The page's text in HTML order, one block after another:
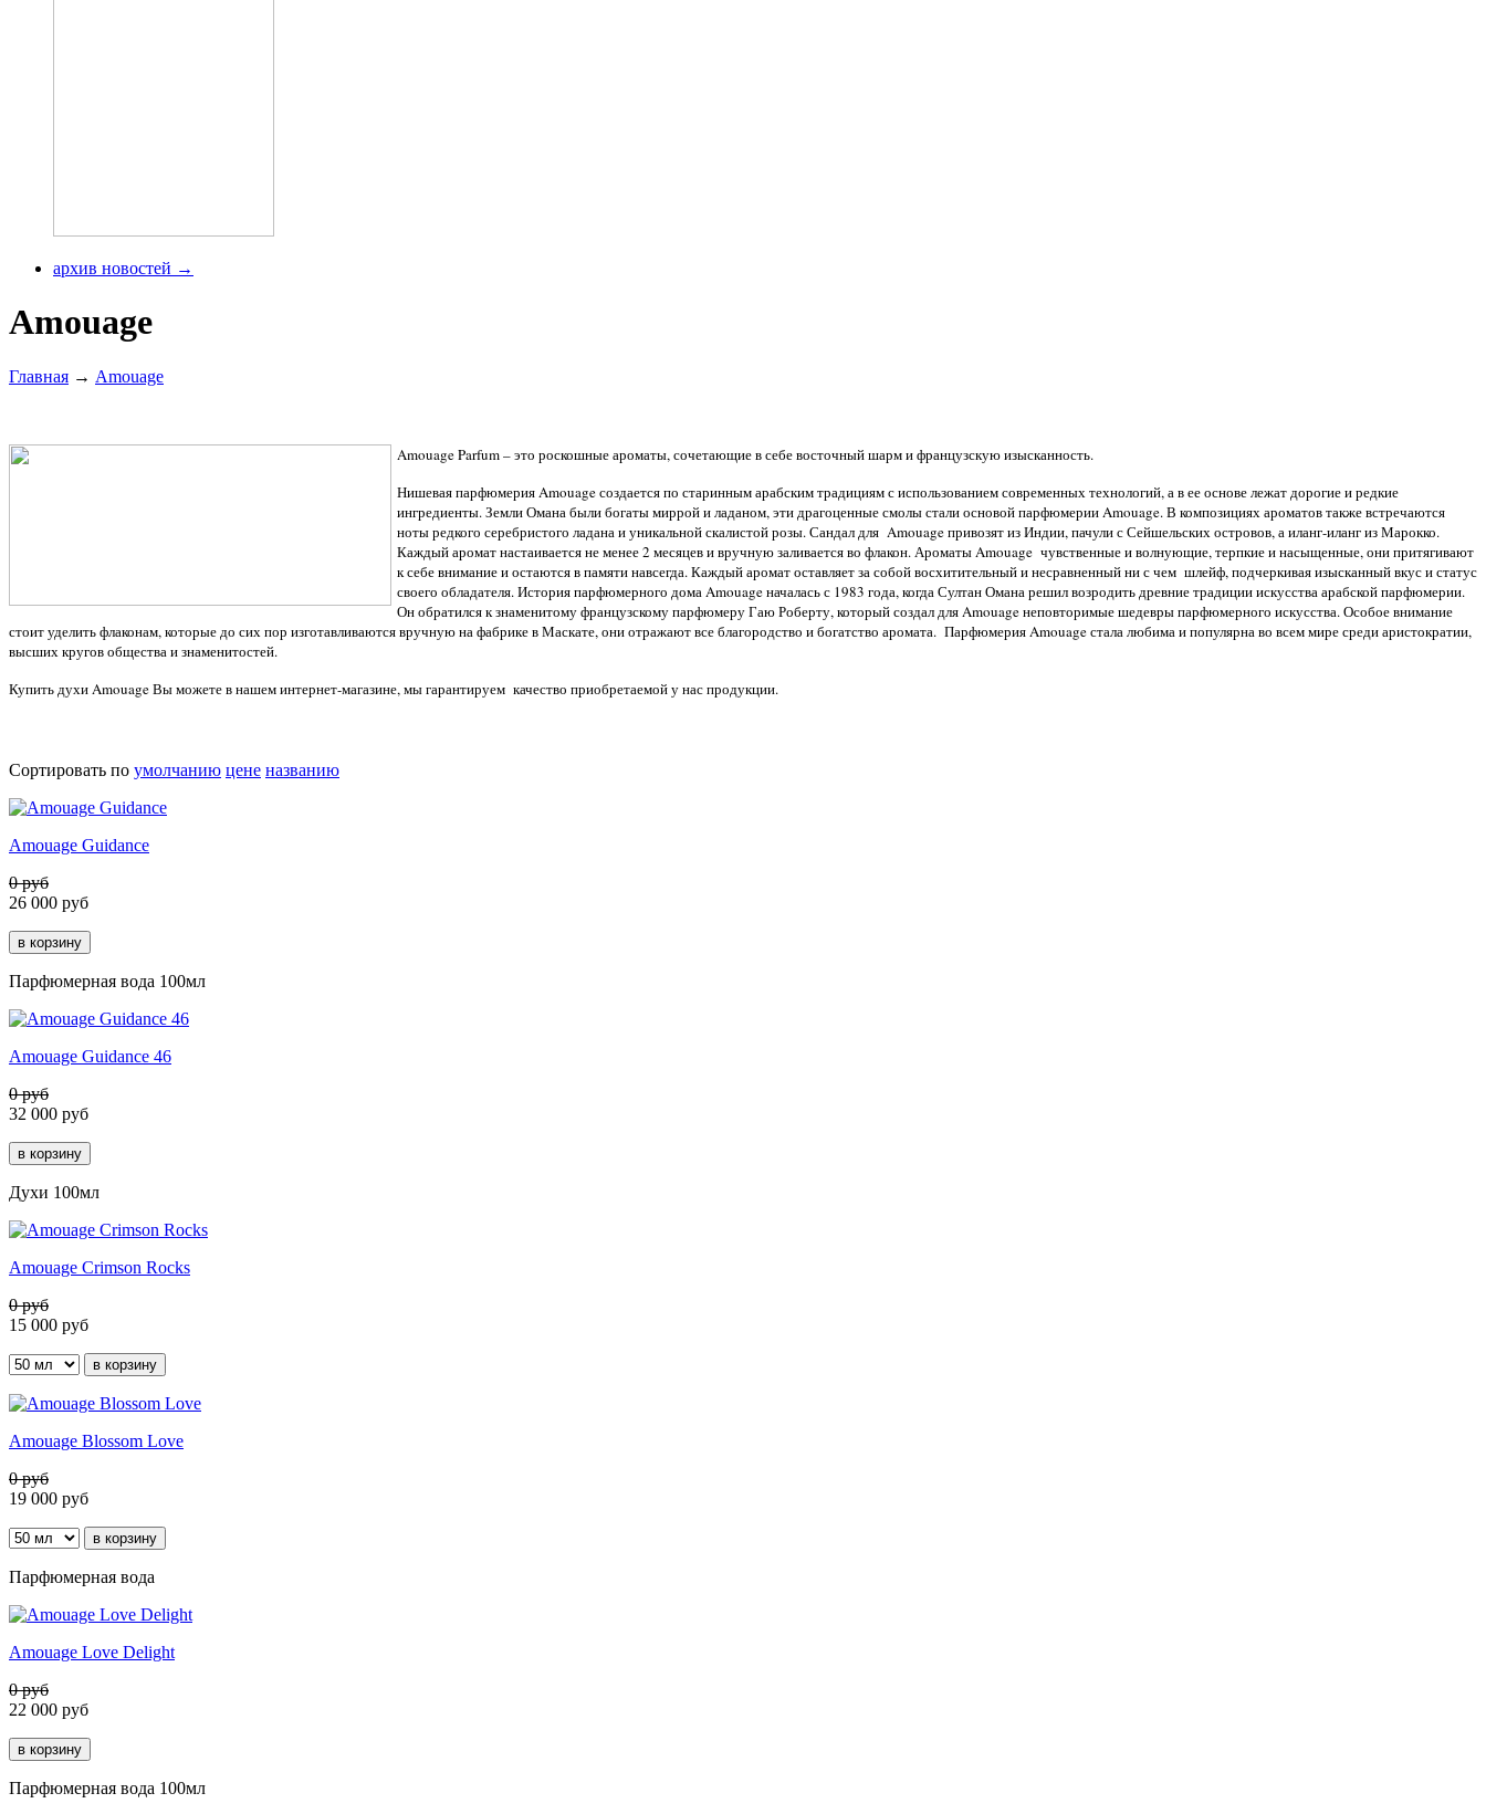
архив новостей →
Amouage
Главная → Amouage
Amouage Parfum – это роскошные ароматы, сочетающие в себе восточный шарм и французскую изысканность.
Нишевая парфюмерия Amouage создается по старинным арабским традициям с использованием современных технологий, а в ее основе лежат дорогие и редкие
ингредиенты. Земли Омана были богаты миррой и ладаном, эти драгоценные смолы стали основой парфюмерииAmouage. В композициях ароматов также встречаются
ноты редкого серебристого ладана и уникальной скалистой розы. Сандал для Amouageпривозят из Индии, пачули с Сейшельских островов, а иланг-иланг из Марокко.
Каждый аромат настаивается не менее 2 месяцев и вручную заливается во флакон. Ароматы Amouage чувственные и волнующие, терпкие и насыщенные, они притягивают
к себе внимание и остаются в памяти навсегда. Каждый аромат оставляет за собой восхитительный и несравненный ни с чем шлейф, подчеркивая изысканный вкус и статус
своего обладателя. История парфюмерного дома Amouage началась с 1983 года, когда Султан Омана решил возродить древние традиции искусства арабской парфюмерии.
Он обратился к знаменитому французскому парфюмеру Гаю Роберту, который создал для Amouage неповторимые шедевры парфюмерного искусства. Особое внимание
стоит уделить флаконам, которые до сих пор изготавливаются вручную на фабрике в Маскате, они отражают все благородство и богатство аромата. Парфюмерия Amouage стала любима и популярна во всем мире среди аристократии,
высших кругов общества и знаменитостей.
Купить духи Amouage Вы можете в нашем интернет-магазине, мы гарантируем качество приобретаемой у нас продукции.
Сортировать по умолчанию цене названию
Amouage Guidance
0 руб
26 000 руб
Парфюмерная вода 100мл
Amouage Guidance 46
0 руб
32 000 руб
Духи 100мл
Amouage Crimson Rocks
0 руб
15 000 руб
Amouage Blossom Love
0 руб
19 000 руб
Парфюмерная вода
Amouage Love Delight
0 руб
22 000 руб
Парфюмерная вода 100мл